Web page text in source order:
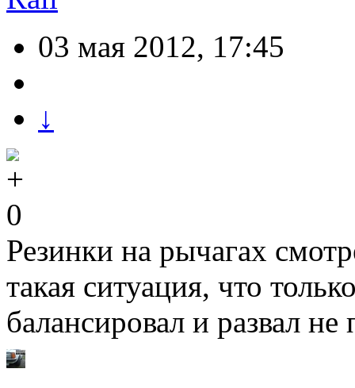
03 мая 2012, 17:45
↓
0
Резинки на рычагах
такая ситуация, что
балансировал и развал не